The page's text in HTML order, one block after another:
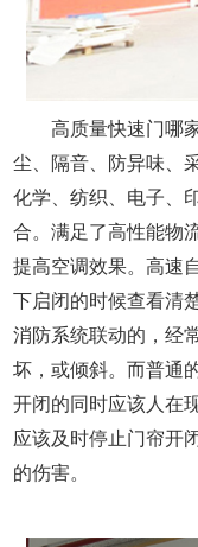
高质量快速门哪
尘、隔音、防异味、
化学、纺织、电子、
合。满足了高性能物
提高空调效果。高速
下启闭的时候查看清
消防系统联动的，经
坏，或倾斜。而普通
开闭的同时应该人在
应该及时停止门帘开
的伤害。